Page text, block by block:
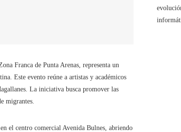
Franca de Punta Arenas, representa un
Este evento reúne a artistas y académicos
La iniciativa busca promover las
migrantes.
el centro comercial Avenida Bulnes, abriendo